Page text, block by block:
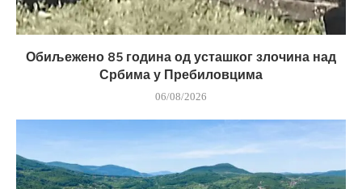
Обиљежено 85 година од усташког злочина над
Србима у Пребиловцима
06/08/2026